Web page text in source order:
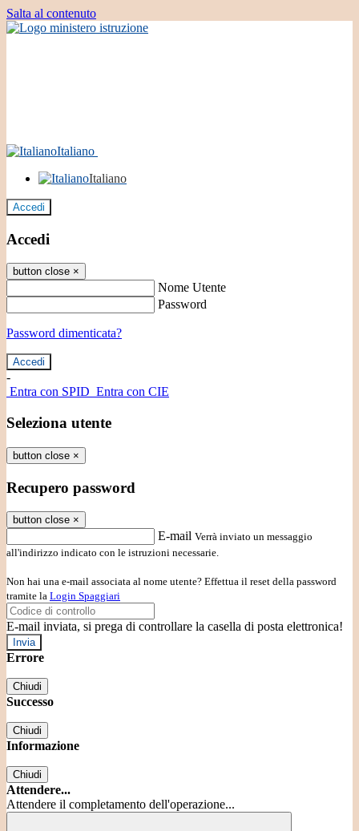
Salta al contenuto
Italiano
Italiano
Accedi
Accedi
button close ×
Nome Utente
Password
Password dimenticata?
-
Entra con SPID Entra con CIE
Seleziona utente
button close ×
Recupero password
button close ×
E-mail Verrà inviato un messaggio
all'indirizzo indicato con le istruzioni necessarie.
Non hai una e-mail associata al nome utente? Effettua il reset della password
tramite la Login Spaggiari
E-mail inviata, si prega di controllare la casella di posta elettronica!
Errore
Chiudi
Successo
Chiudi
Informazione
Chiudi
Attendere...
Attendere il completamento dell'operazione...